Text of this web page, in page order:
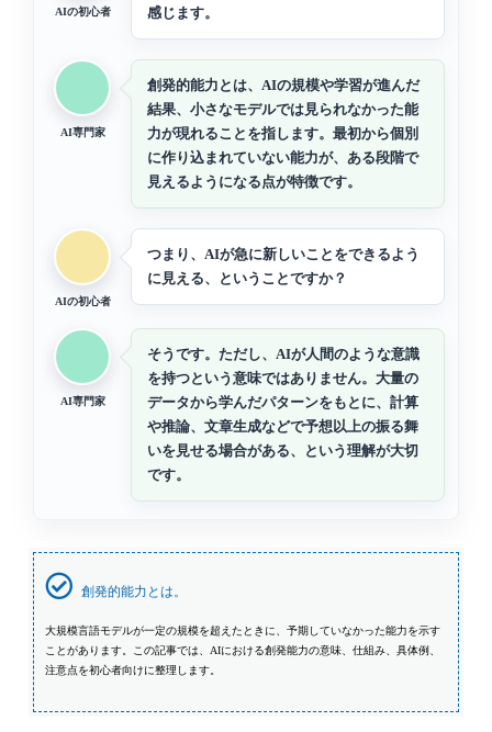
AIの初心者
感じます。
AI専門家
創発的能力とは、AIの規模や学習が進んだ
結果、小さなモデルでは見られなかった能
力が現れることを指します。最初から個別
に作り込まれていない能力が、ある段階で
見えるようになる点が特徴です。
AIの初心者
つまり、AIが急に新しいことをできるよう
に見える、ということですか？
AI専門家
そうです。ただし、AIが人間のような意識
を持つという意味ではありません。大量の
データから学んだパターンをもとに、計算
や推論、文章生成などで予想以上の振る舞
いを見せる場合がある、という理解が大切
です。
創発的能力とは。
大規模言語モデルが一定の規模を超えたときに、予期していなかった能力を示す
ことがあります。この記事では、AIにおける創発能力の意味、仕組み、具体例、
注意点を初心者向けに整理します。